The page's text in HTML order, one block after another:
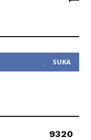
SUKA
9320